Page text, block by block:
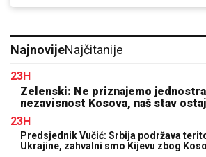
NajnovijeNajčitanije
23H
Zelenski: Ne priznajemo
nezavisnost Kosova, naš stav
23H
Predsjednik Vučić: Srbija podržava
Ukrajine, zahvalni smo Kijevu zbog